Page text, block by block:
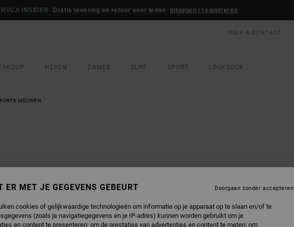
WEDSTRIJD Win je RVCA-sportoutfit Nu meedoen
HULP & CONTACT
HEREN DAMES SURF SPORT LOOKBOOK
MOUWEN
ZIJN BINNENKORT WEER VERKRIJGBAAR
ER MET JE GEGEVENS GEBEURT
cookies of gelijkwaardige technologieën om informatie op je apparaat op te slaan en/of te
(zoals je navigatiegegevens en je IP-adres) kunnen worden gebruikt om je
en content te presenteren; om de prestaties van advertenties en content te meten; om
Doorgaan zonder accepteren